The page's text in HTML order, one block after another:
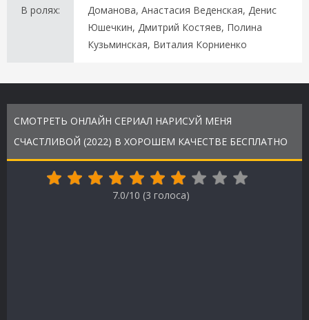
В ролях:
Доманова, Анастасия Веденская, Денис
Юшечкин, Дмитрий Костяев, Полина
Кузьминская, Виталия Корниенко
СМОТРЕТЬ ОНЛАЙН СЕРИАЛ НАРИСУЙ МЕНЯ
СЧАСТЛИВОЙ (2022) В ХОРОШЕМ КАЧЕСТВЕ БЕСПЛАТНО
7.0/10 (3 голоса)